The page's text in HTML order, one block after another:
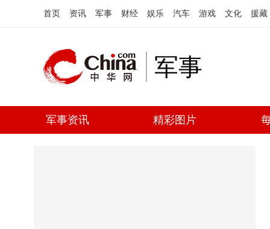
首页 资讯 军事 财经 娱乐 汽车 游戏 文化 援藏
军事
军事资讯 精彩图片